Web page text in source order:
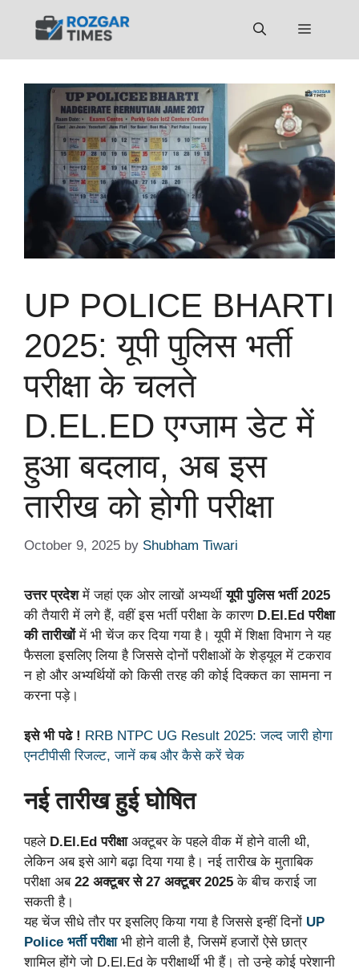
Menu
UP POLICE BHARTI
2025: यूपी पुलिस भर्ती
परीक्षा के चलते
D.EL.ED एग्जाम डेट में
हुआ बदलाव, अब इस
तारीख को होगी परीक्षा
October 9, 2025 by Shubham Tiwari
उत्तर प्रदेशमें जहां एक ओर लाखों अभ्यर्थीयूपी पुलिस भर्ती 2025
की तैयारी में लगे हैं, वहीं इस भर्ती परीक्षा के कारण D.El.Ed परीक्षा
की तारीखोंमें भी चेंज कर दिया गया है। यूपी में शिक्षा विभाग ने यह
फैसला इसलिए लिया है जिससे दोनों परीक्षाओं के शेड्यूल में टकराव
न हो और अभ्यर्थियों को किसी तरह की कोई दिक्कत का सामना न
करना पड़े।
इसे भी पढे ! RRB NTPC UG Result 2025: जल्द जारी होगा
एनटीपीसी रिजल्ट, जानें कब और कैसे करें चेक
नई तारीख हुई घोषित
पहले D.El.Ed परीक्षाअक्टूबर के पहले वीक में होने वाली थी,
लेकिन अब इसे आगे बढ़ा दिया गया है। नई तारीख के मुताबिक
परीक्षा अब 22 अक्टूबर से 27 अक्टूबर 2025 के बीच कराई जा
सकती है।
यह चेंज सीधे तौर पर इसलिए किया गया है जिससे इन्हीं दिनों UP
Police भर्ती परीक्षा भी होने वाली है, जिसमें हजारों ऐसे छात्र
शामिल होंगे जो D.El.Ed के परीक्षार्थी भी हैं। तो उन्हे कोई परेशानी